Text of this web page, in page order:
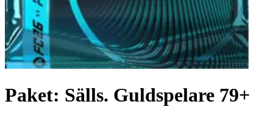
Paket: Sälls. Guldspelare 79+